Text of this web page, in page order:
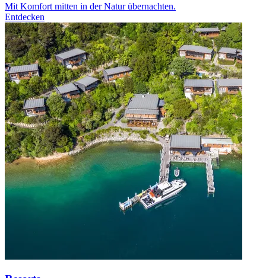
Mit Komfort mitten in der Natur übernachten.
Entdecken